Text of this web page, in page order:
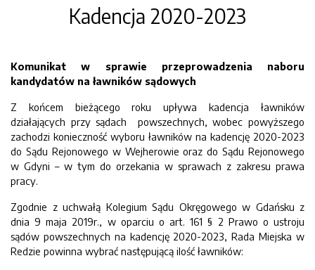
Kadencja 2020-2023
Komunikat w sprawie przeprowadzenia naboru
kandydatów na ławników sądowych
Z końcem bieżącego roku upływa kadencja ławników
działających przy sądach powszechnych, wobec powyższego
zachodzi konieczność wyboru ławników na kadencję 2020-2023
do Sądu Rejonowego w Wejherowie oraz do Sądu Rejonowego
w Gdyni – w tym do orzekania w sprawach z zakresu prawa
pracy.
Zgodnie z uchwałą Kolegium Sądu Okręgowego w Gdańsku z
dnia 9 maja 2019r., w oparciu o art. 161 § 2 Prawo o ustroju
sądów powszechnych na kadencję 2020-2023, Rada Miejska w
Redzie powinna wybrać następującą ilość ławników: